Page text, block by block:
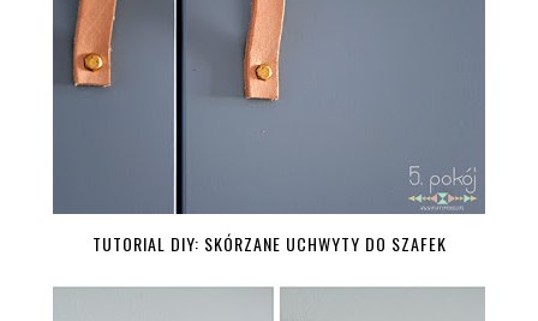
TUTORIAL DIY: SKÓRZANE UCHWYTY DO SZAFEK